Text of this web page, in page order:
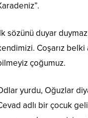
sözünü duyar
Coşarız belki
çoğumuz.
yurdu, Oğuzlar
adlı bir çocuk